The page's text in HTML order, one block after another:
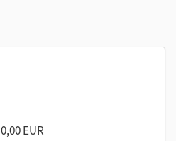
0,00 EUR